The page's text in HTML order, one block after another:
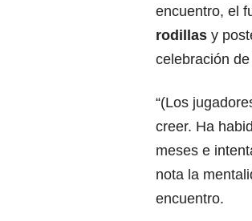
encuentro, el
rodillas y
celebración
“(Los
creer. Ha
meses e
nota la
encuentro.